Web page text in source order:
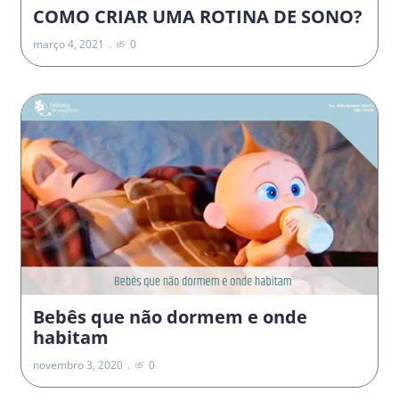
COMO CRIAR UMA ROTINA DE SONO?
março 4, 2021 0
Bebês que não dormem e onde
habitam
novembro 3, 2020 0